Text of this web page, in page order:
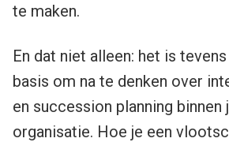
te maken.
En dat niet alleen: het is
basis om na te denken over
en succession planning binnen
organisatie. Hoe je een